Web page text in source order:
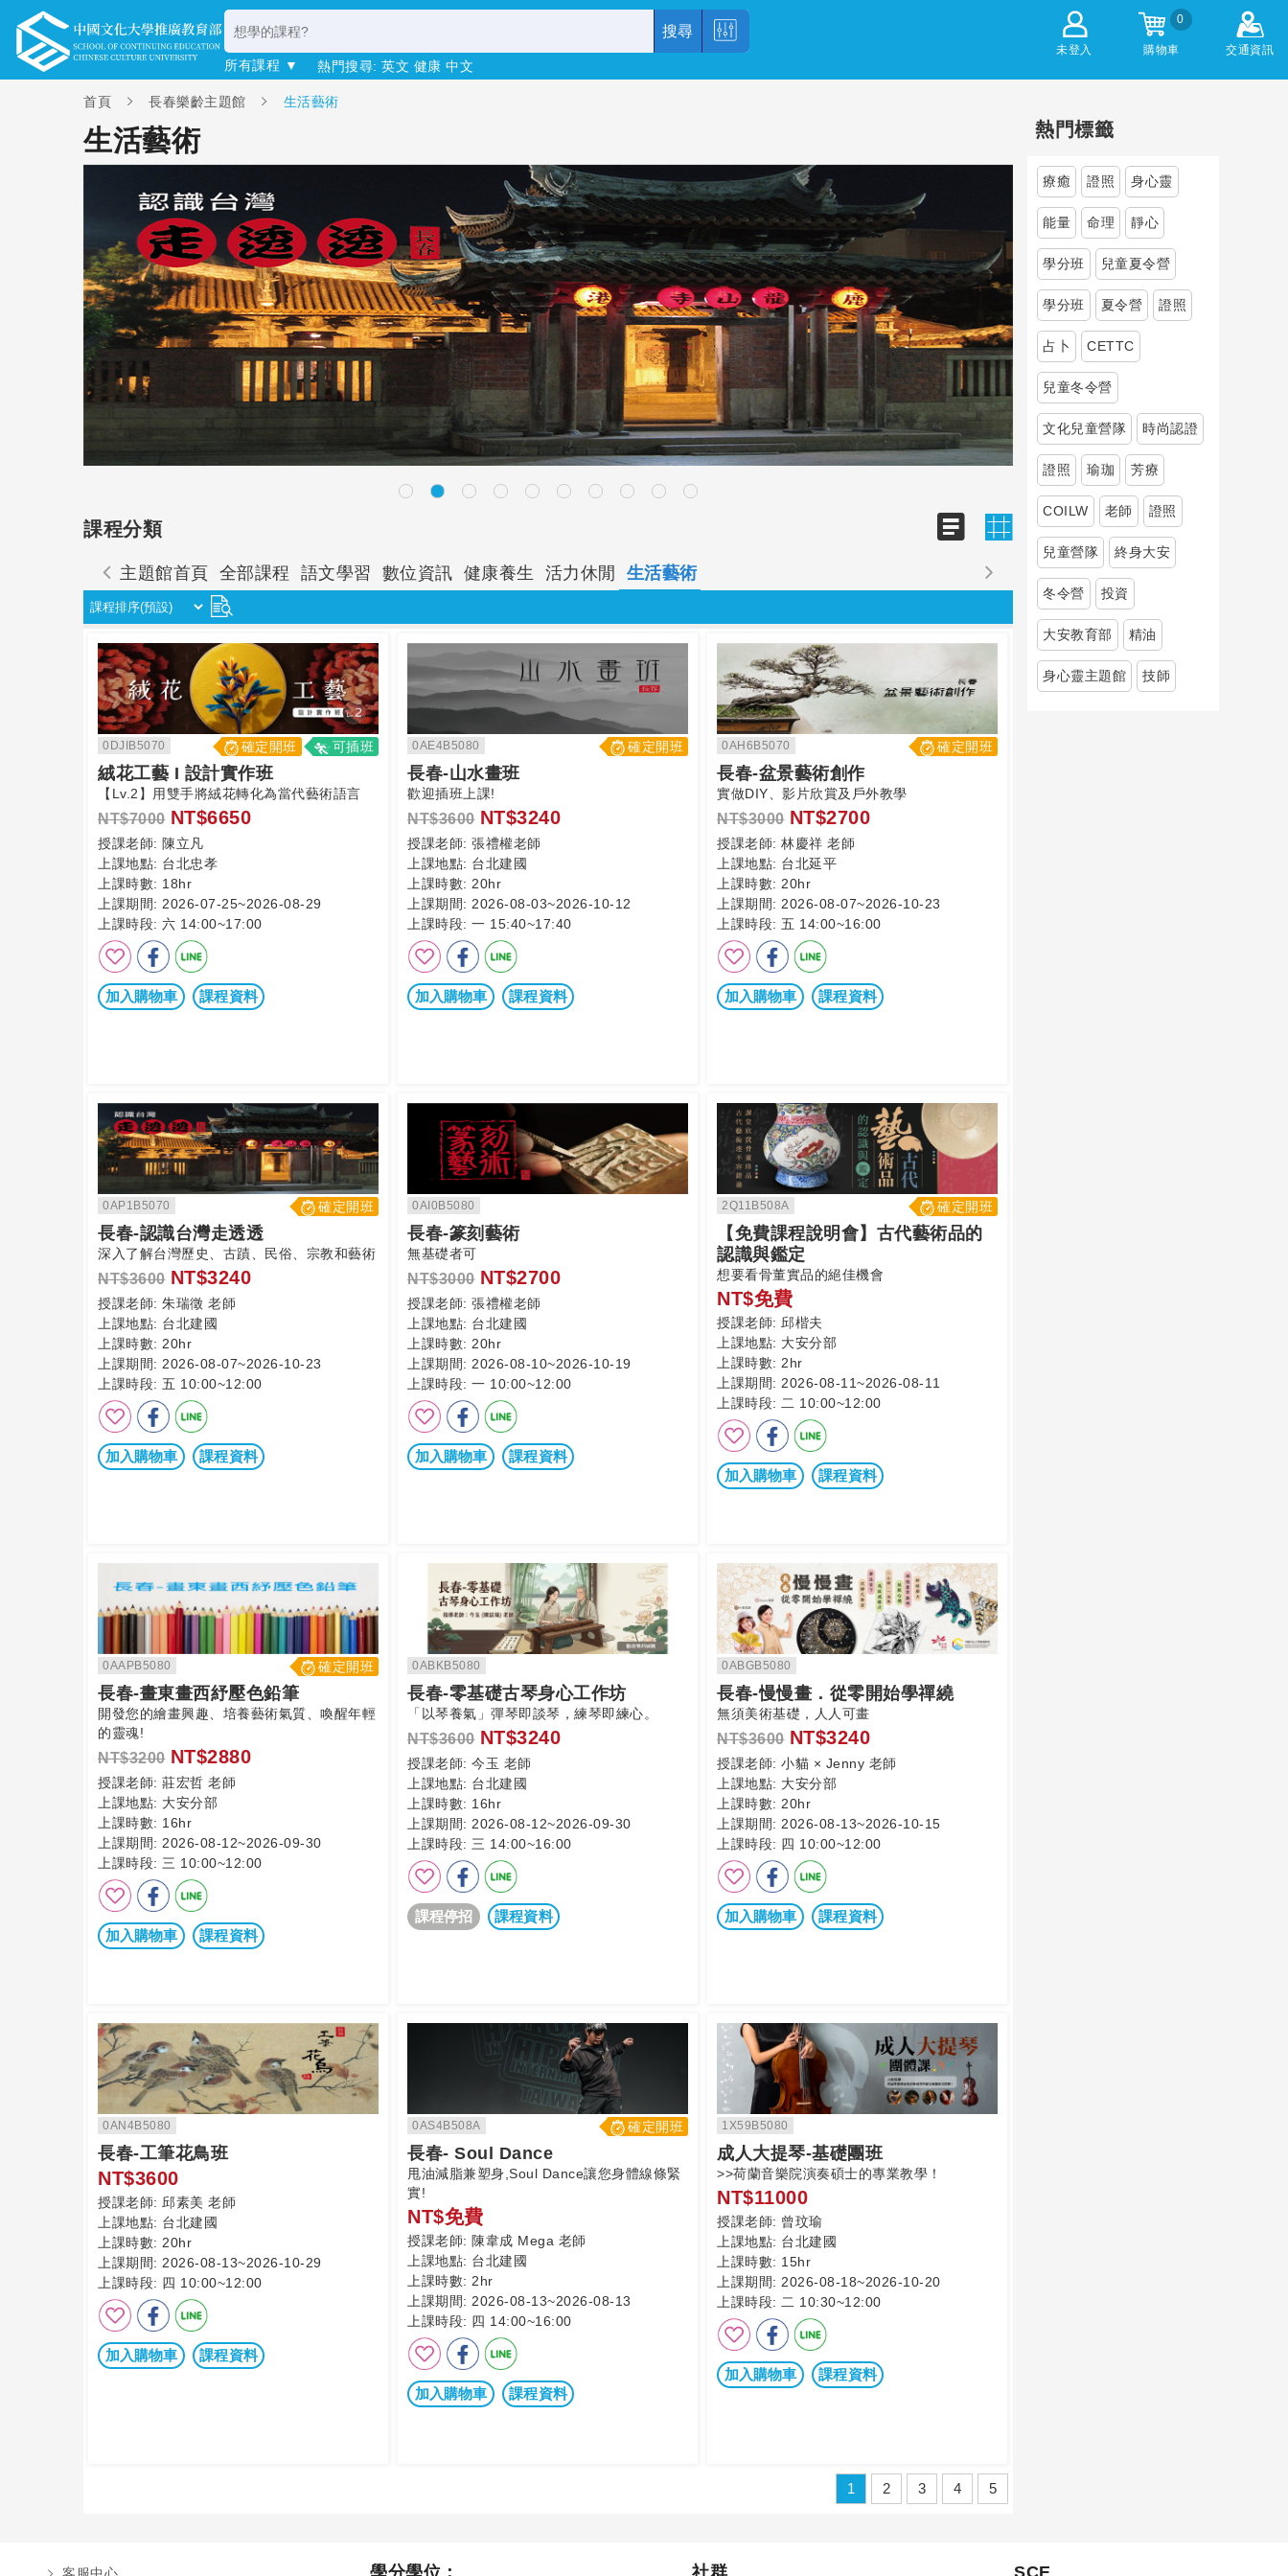
未登入
0
購物車 交通資訊
搜尋
所有課程 ▼ 熱門搜尋: 英文 健康 中文
首頁 長春樂齡主題館 生活藝術
生活藝術
課程分類
主題館首頁 全部課程 語文學習 數位資訊 健康養生 活力休閒 生活藝術
0DJIB5070 可插班
確定開班
絨花工藝 I 設計實作班
【Lv.2】用雙手將絨花轉化為當代藝術語言
NT$7000 NT$6650
授課老師: 陳立凡
上課地點: 台北忠孝
上課時數: 18hr
上課期間: 2026-07-25~2026-08-29
上課時段: 六 14:00~17:00
加入購物車 課程資料
0AE4B5080 確定開班
長春-山水畫班
歡迎插班上課!
NT$3600 NT$3240
授課老師: 張禮權老師
上課地點: 台北建國
上課時數: 20hr
上課期間: 2026-08-03~2026-10-12
上課時段: 一 15:40~17:40
加入購物車 課程資料
0AH6B5070 確定開班
長春-盆景藝術創作
實做DIY、影片欣賞及戶外教學
NT$3000 NT$2700
授課老師: 林慶祥 老師
上課地點: 台北延平
上課時數: 20hr
上課期間: 2026-08-07~2026-10-23
上課時段: 五 14:00~16:00
加入購物車 課程資料
0AP1B5070 確定開班
長春-認識台灣走透透
深入了解台灣歷史、古蹟、民俗、宗教和藝術
NT$3600 NT$3240
授課老師: 朱瑞徵 老師
上課地點: 台北建國
上課時數: 20hr
上課期間: 2026-08-07~2026-10-23
上課時段: 五 10:00~12:00
加入購物車 課程資料
0AI0B5080
長春-篆刻藝術
無基礎者可
NT$3000 NT$2700
授課老師: 張禮權老師
上課地點: 台北建國
上課時數: 20hr
上課期間: 2026-08-10~2026-10-19
上課時段: 一 10:00~12:00
加入購物車 課程資料
2Q11B508A 確定開班
【免費課程說明會】古代藝術品的
認識與鑑定
想要看骨董實品的絕佳機會
NT$免費
授課老師: 邱楷夫
上課地點: 大安分部
上課時數: 2hr
上課期間: 2026-08-11~2026-08-11
上課時段: 二 10:00~12:00
加入購物車 課程資料
0AAPB5080 確定開班
長春-畫東畫西紓壓色鉛筆
開發您的繪畫興趣、培養藝術氣質、喚醒年輕
的靈魂!
NT$3200 NT$2880
授課老師: 莊宏哲 老師
上課地點: 大安分部
上課時數: 16hr
上課期間: 2026-08-12~2026-09-30
上課時段: 三 10:00~12:00
加入購物車 課程資料
0ABKB5080
長春-零基礎古琴身心工作坊
「以琴養氣」彈琴即談琴，練琴即練心。
NT$3600 NT$3240
授課老師: 今玉 老師
上課地點: 台北建國
上課時數: 16hr
上課期間: 2026-08-12~2026-09-30
上課時段: 三 14:00~16:00
課程停招 課程資料
0ABGB5080
長春-慢慢畫．從零開始學禪繞
無須美術基礎，人人可畫
NT$3600 NT$3240
授課老師: 小貓 × Jenny 老師
上課地點: 大安分部
上課時數: 20hr
上課期間: 2026-08-13~2026-10-15
上課時段: 四 10:00~12:00
加入購物車 課程資料
0AN4B5080
長春-工筆花鳥班
NT$3600
授課老師: 邱素美 老師
上課地點: 台北建國
上課時數: 20hr
上課期間: 2026-08-13~2026-10-29
上課時段: 四 10:00~12:00
加入購物車 課程資料
0AS4B508A 確定開班
長春- Soul Dance
甩油減脂兼塑身,Soul Dance讓您身體線條緊
實!
NT$免費
授課老師: 陳韋成 Mega 老師
上課地點: 台北建國
上課時數: 2hr
上課期間: 2026-08-13~2026-08-13
上課時段: 四 14:00~16:00
加入購物車 課程資料
1X59B5080
成人大提琴-基礎團班
>>荷蘭音樂院演奏碩⼠的專業教學！
NT$11000
授課老師: 曾玟瑜
上課地點: 台北建國
上課時數: 15hr
上課期間: 2026-08-18~2026-10-20
上課時段: 二 10:30~12:00
加入購物車 課程資料
1 2 3 4 5
熱門標籤
療癒 證照 身心靈
能量 命理 靜心
學分班 兒童夏令營
學分班 夏令營 證照
占卜 CETTC
兒童冬令營
文化兒童營隊 時尚認證
證照 瑜珈 芳療
COILW 老師 證照
兒童營隊 終身大安
冬令營 投資
大安教育部 精油
身心靈主題館 技師